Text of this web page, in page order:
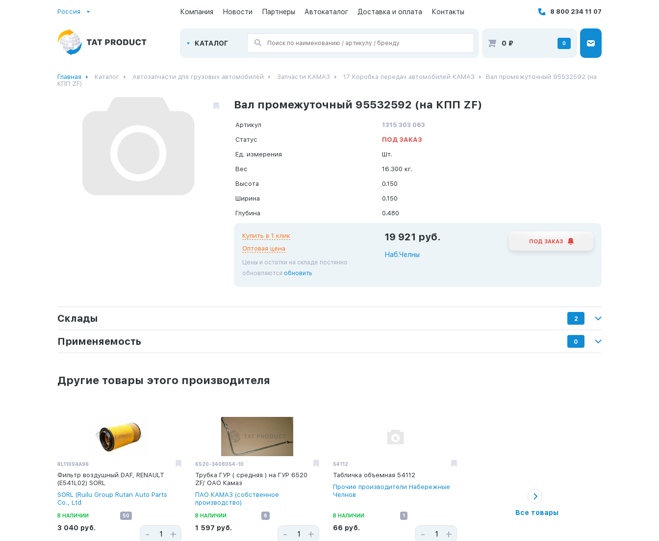
Россия Компания Новости Партнеры Автокаталог Доставка и оплата Контакты 8 800 234 11 07
КАТАЛОГ 0 ₽ 0
Главная Каталог Автозапчасти для грузовых автомобилей Запчасти КАМАЗ 17 Коробка передач автомобилей КАМАЗ
Вал промежуточный 95532592 (на
КПП ZF)
Вал промежуточный 95532592 (на КПП ZF)
Артикул
1315 303 063
Статус
ПОД ЗАКАЗ
Ед. измерения
Шт.
Вес
16.300 кг.
Высота
0.150
Ширина
0.150
Глубина
0.480
Купить в 1 клик
Оптовая цена
Цены и остатки на складе постянно
обновляются обновить
19 921 руб.
Наб.Челны
ПОД ЗАКАЗ
Склады 2
Применяемость 0
Другие товары этого производителя
RL1109AA96
Фильтр воздушный DAF, RENAULT
(E541L02) SORL
SORL (Ruilu Group Rutan Auto Parts
Co., Ltd
В НАЛИЧИИ 50
3 040 руб. - +
6520-3408054-10
Трубка ГУР ( средняя ) на ГУР 6520
ZF/ ОАО Камаз
ПАО КАМАЗ (собственное
производство)
В НАЛИЧИИ 6
1 597 руб. - +
54112
Табличка объемная 54112
Прочие производители Набережные
Челнов
В НАЛИЧИИ 1
66 руб. - +
Все товары